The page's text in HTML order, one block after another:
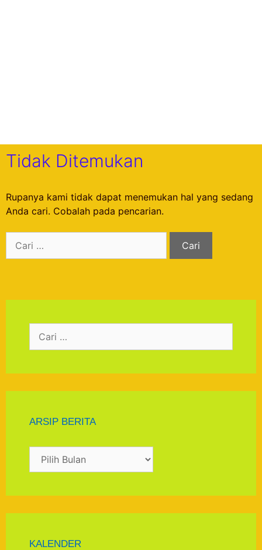
Tidak Ditemukan
Rupanya kami tidak dapat menemukan hal yang sedang
Anda cari. Cobalah pada pencarian.
ARSIP BERITA
KALENDER